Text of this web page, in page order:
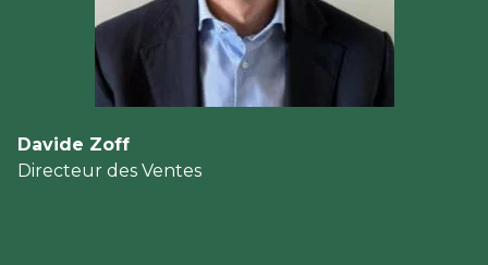
Davide Zoff
Directeur des Ventes